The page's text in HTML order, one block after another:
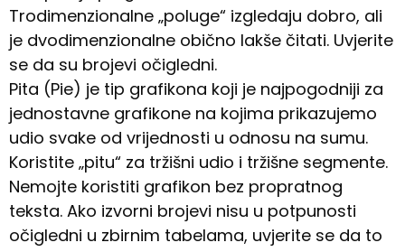
Trodimenzionalne „poluge“ izgledaju dobro, ali
je dvodimenzionalne obično lakše čitati. Uvjerite
se da su brojevi očigledni.
Pita (Pie) je tip grafikona koji je najpogodniji za
jednostavne grafikone na kojima prikazujemo
udio svake od vrijednosti u odnosu na sumu.
Koristite „pitu“ za tržišni udio i tržišne segmente.
Nemojte koristiti grafikon bez propratnog
teksta. Ako izvorni brojevi nisu u potpunosti
očigledni u zbirnim tabelama, uvjerite se da to